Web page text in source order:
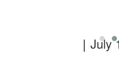
｜ July